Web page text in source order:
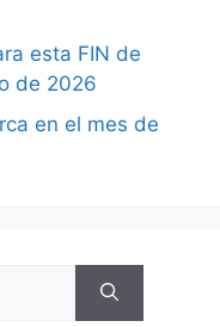
esta FIN de
de 2026
en el mes de